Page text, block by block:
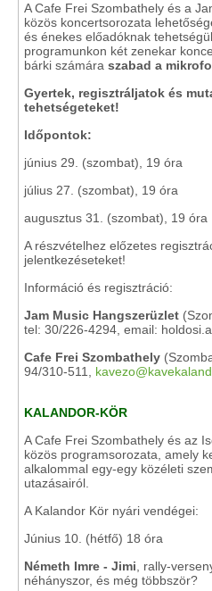
A Cafe Frei Szombathely és a
közös koncertsorozata
és énekes előadóknak
programunkon két zenekar
bárki számára szabad a
Gyertek, regisztráljatok és
tehetségeteket!
Időpontok:
június 29. (szombat), 19 óra
július 27. (szombat), 19 óra
augusztus 31. (szombat), 19 óra
A részvételhez előzetes
jelentkezéseteket!
Információ és regisztráció:
Jam Music Hangszerüzlet
tel: 30/226-4294, email:
Cafe Frei Szombathely
94/310-511,
KALANDOR-KÖR
A Cafe Frei Szombathely és az
közös programsorozata, amely
alkalommal egy-egy közéleti
utazásairól.
A Kalandor Kör nyári vendégei:
Június 10. (hétfő) 18 óra
Németh Imre - Jimi
rally-
néhányszor, és még többször?